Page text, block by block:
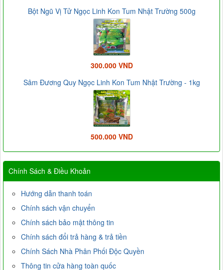
Bột Ngũ Vị Tử Ngọc Linh Kon Tum Nhật Trường 500g
300.000 VND
Sâm Đương Quy Ngọc Linh Kon Tum Nhật Trường - 1kg
500.000 VND
Chính Sách & Điều Khoản
Hướng dẫn thanh toán
Chính sách vận chuyển
Chính sách bảo mật thông tin
Chính sách đổi trả hàng & trả tiền
Chính Sách Nhà Phân Phối Độc Quyền
Thông tin cửa hàng toàn quốc